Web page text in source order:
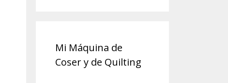
Mi Máquina de
Coser y de Quilting